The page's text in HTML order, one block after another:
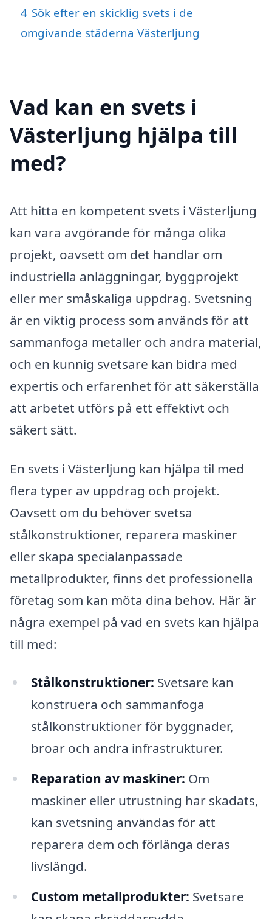
4 Sök efter en skicklig svets i de
omgivande städerna Västerljung
Vad kan en svets i
Västerljung hjälpa till
med?
Att hitta en kompetent svets i Västerljung
kan vara avgörande för många olika
projekt, oavsett om det handlar om
industriella anläggningar, byggprojekt
eller mer småskaliga uppdrag. Svetsning
är en viktig process som används för att
sammanfoga metaller och andra material,
och en kunnig svetsare kan bidra med
expertis och erfarenhet för att säkerställa
att arbetet utförs på ett effektivt och
säkert sätt.
En svets i Västerljung kan hjälpa til med
flera typer av uppdrag och projekt.
Oavsett om du behöver svetsa
stålkonstruktioner, reparera maskiner
eller skapa specialanpassade
metallprodukter, finns det professionella
företag som kan möta dina behov. Här är
några exempel på vad en svets kan hjälpa
till med:
Stålkonstruktioner: Svetsare kan
konstruera och sammanfoga
stålkonstruktioner för byggnader,
broar och andra infrastrukturer.
Reparation av maskiner: Om
maskiner eller utrustning har skadats,
kan svetsning användas för att
reparera dem och förlänga deras
livslängd.
Custom metallprodukter: Svetsare